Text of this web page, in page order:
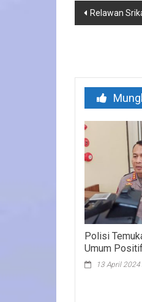
Navigasi
Relawan
Polisi
Umum
13 April 2024